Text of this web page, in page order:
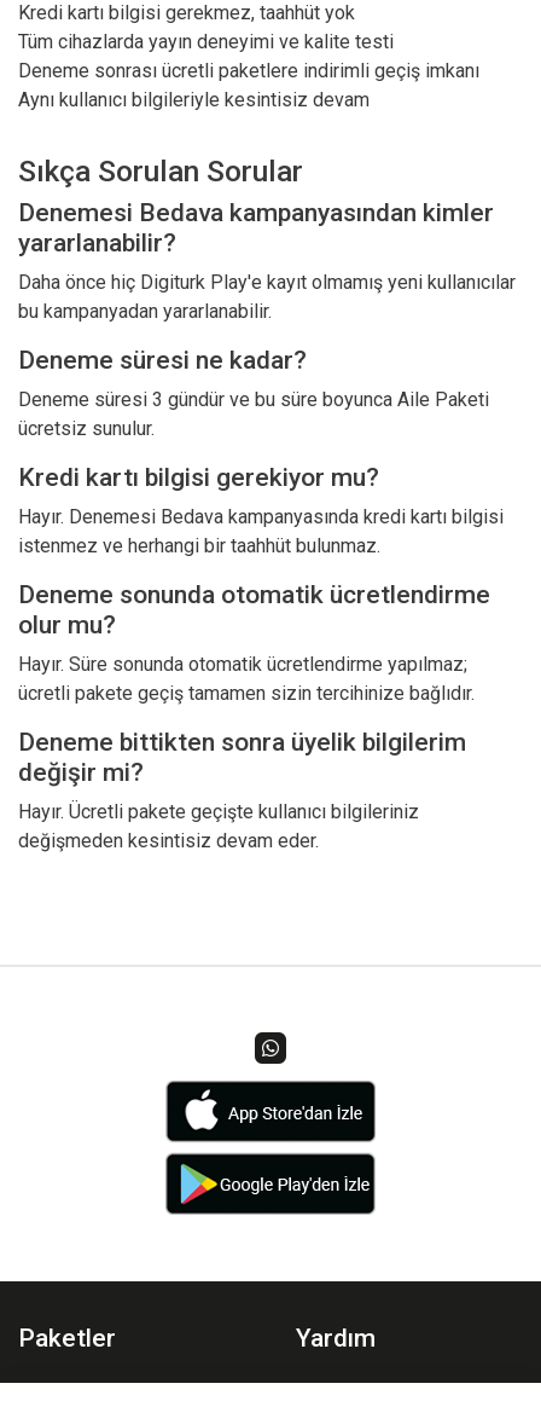
Kredi kartı bilgisi gerekmez, taahhüt yok
Tüm cihazlarda yayın deneyimi ve kalite testi
Deneme sonrası ücretli paketlere indirimli geçiş imkanı
Aynı kullanıcı bilgileriyle kesintisiz devam
Sıkça Sorulan Sorular
Denemesi Bedava kampanyasından kimler
yararlanabilir?
Daha önce hiç Digiturk Play'e kayıt olmamış yeni kullanıcılar
bu kampanyadan yararlanabilir.
Deneme süresi ne kadar?
Deneme süresi 3 gündür ve bu süre boyunca Aile Paketi
ücretsiz sunulur.
Kredi kartı bilgisi gerekiyor mu?
Hayır. Denemesi Bedava kampanyasında kredi kartı bilgisi
istenmez ve herhangi bir taahhüt bulunmaz.
Deneme sonunda otomatik ücretlendirme
olur mu?
Hayır. Süre sonunda otomatik ücretlendirme yapılmaz;
ücretli pakete geçiş tamamen sizin tercihinize bağlıdır.
Deneme bittikten sonra üyelik bilgilerim
değişir mi?
Hayır. Ücretli pakete geçişte kullanıcı bilgileriniz
değişmeden kesintisiz devam eder.
Paketler
Spor Paketi
Yardım
Planlar